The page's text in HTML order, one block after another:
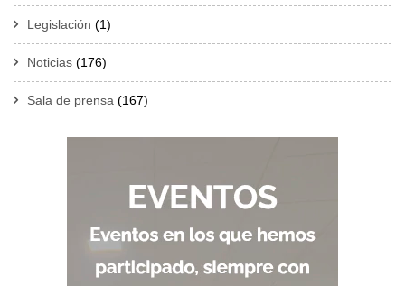
Legislación (1)
Noticias (176)
Sala de prensa (167)